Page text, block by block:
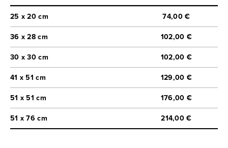
25 x 20 cm 74,00 €
36 x 28 cm 102,00 €
30 x 30 cm 102,00 €
41 x 51 cm 129,00 €
51 x 51 cm 176,00 €
51 x 76 cm 214,00 €